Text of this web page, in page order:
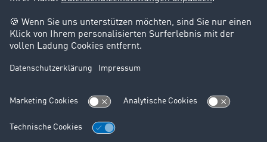
Rechtliches
Impressum
AGB